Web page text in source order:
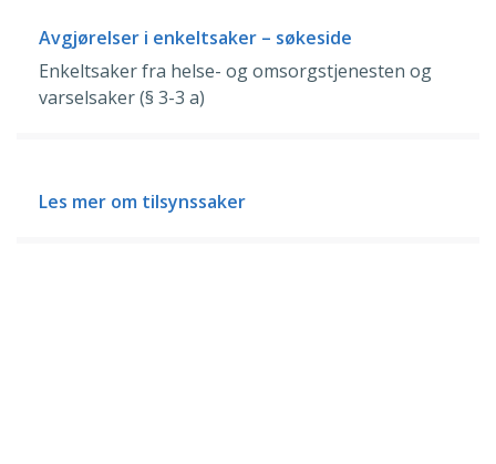
Avgjørelser i enkeltsaker – søkeside
Enkeltsaker fra helse- og omsorgstjenesten og
varselsaker (§ 3-3 a)
Les mer om tilsynssaker